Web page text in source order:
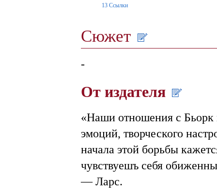
13 Ссылки
Сюжет
-
От издателя
«Наши отношения с Бьорк
эмоций, творческого
начала этой борьбы
чувствуешъ себя
— Ларс.